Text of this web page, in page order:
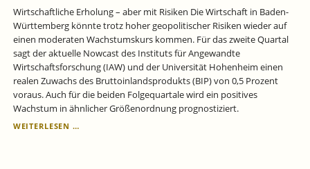
2025.
Wirtschaftliche Erholung – aber mit Risiken Die Wirtschaft in Baden-
Württemberg könnte trotz hoher geopolitischer Risiken wieder auf
einen moderaten Wachstumskurs kommen. Für das zweite Quartal
sagt der aktuelle Nowcast des Instituts für Angewandte
Wirtschaftsforschung (IAW) und der Universität Hohenheim einen
realen Zuwachs des Bruttoinlandsprodukts (BIP) von 0,5 Prozent
voraus. Auch für die beiden Folgequartale wird ein positives
Wachstum in ähnlicher Größenordnung prognostiziert.
WEITERLESEN …KONJUNKTURPROGNOSE